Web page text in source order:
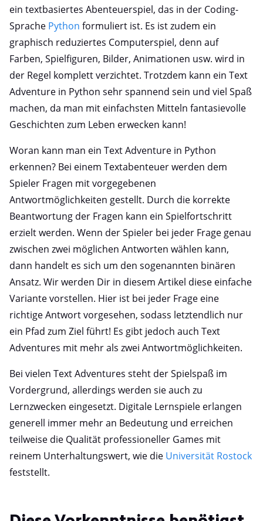
ein textbasiertes Abenteuerspiel, das in der Coding-
Sprache Python formuliert ist. Es ist zudem ein
graphisch reduziertes Computerspiel, denn auf
Farben, Spielfiguren, Bilder, Animationen usw. wird in
der Regel komplett verzichtet. Trotzdem kann ein Text
Adventure in Python sehr spannend sein und viel Spaß
machen, da man mit einfachsten Mitteln fantasievolle
Geschichten zum Leben erwecken kann!
Woran kann man ein Text Adventure in Python
erkennen? Bei einem Textabenteuer werden dem
Spieler Fragen mit vorgegebenen
Antwortmöglichkeiten gestellt. Durch die korrekte
Beantwortung der Fragen kann ein Spielfortschritt
erzielt werden. Wenn der Spieler bei jeder Frage genau
zwischen zwei möglichen Antworten wählen kann,
dann handelt es sich um den sogenannten binären
Ansatz. Wir werden Dir in diesem Artikel diese einfache
Variante vorstellen. Hier ist bei jeder Frage eine
richtige Antwort vorgesehen, sodass letztendlich nur
ein Pfad zum Ziel führt! Es gibt jedoch auch Text
Adventures mit mehr als zwei Antwortmöglichkeiten.
Bei vielen Text Adventures steht der Spielspaß im
Vordergrund, allerdings werden sie auch zu
Lernzwecken eingesetzt. Digitale Lernspiele erlangen
generell immer mehr an Bedeutung und erreichen
teilweise die Qualität professioneller Games mit
reinem Unterhaltungswert, wie die Universität Rostock
feststellt.